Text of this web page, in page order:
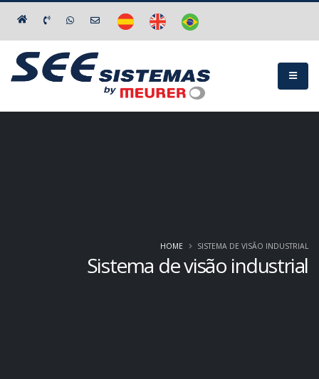
Sistema de visão industrial
HOME SISTEMA DE VISÃO INDUSTRIAL